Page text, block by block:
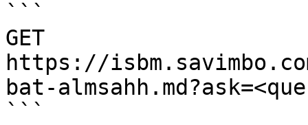
```
GET
https://
bat-
```